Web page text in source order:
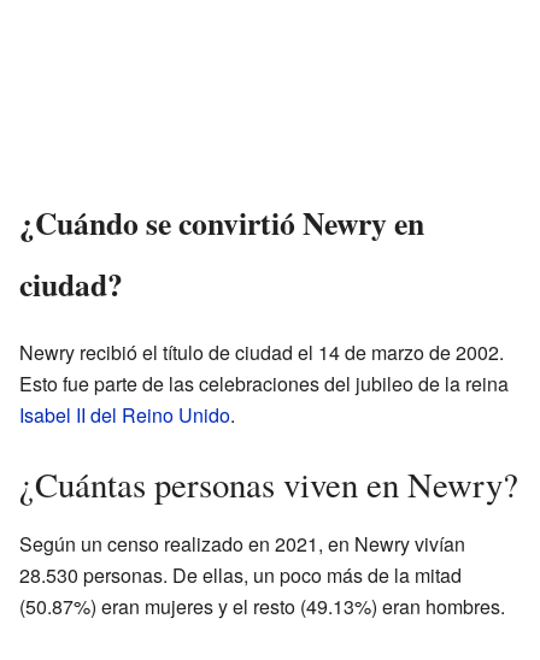
¿Cuándo se convirtió Newry en
ciudad?
Newry recibió el título de ciudad el 14 de marzo de 2002.
Esto fue parte de las celebraciones del jubileo de la reina
Isabel II del Reino Unido.
¿Cuántas personas viven en Newry?
Según un censo realizado en 2021, en Newry vivían
28.530 personas. De ellas, un poco más de la mitad
(50.87%) eran mujeres y el resto (49.13%) eran hombres.